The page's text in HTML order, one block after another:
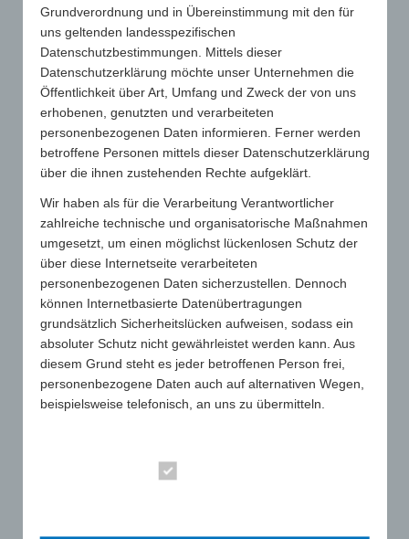
Bluetooth-Lizenz
Exkurs: Bedienungsanleitungen
Exkurs: EU-Konformitätserklärung
Handelsrecht, Wettbewerbsrecht und Patentrecht
Produktrelevante Regularien
EStG
UrHG
VerpackV
Grundverordnung und in Übereinstimmung mit den für
uns geltenden landesspezifischen
Datenschutzbestimmungen. Mittels dieser
Datenschutzerklärung möchte unser Unternehmen die
Öffentlichkeit über Art, Umfang und Zweck der von uns
erhobenen, genutzten und verarbeiteten
personenbezogenen Daten informieren. Ferner werden
betroffene Personen mittels dieser Datenschutzerklärung
über die ihnen zustehenden Rechte aufgeklärt.
Wir haben als für die Verarbeitung Verantwortlicher
zahlreiche technische und organisatorische Maßnahmen
umgesetzt, um einen möglichst lückenlosen Schutz der
über diese Internetseite verarbeiteten
personenbezogenen Daten sicherzustellen. Dennoch
können Internetbasierte Datenübertragungen
grundsätzlich Sicherheitslücken aufweisen, sodass ein
absoluter Schutz nicht gewährleistet werden kann. Aus
diesem Grund steht es jeder betroffenen Person frei,
personenbezogene Daten auch auf alternativen Wegen,
beispielsweise telefonisch, an uns zu übermitteln.
Die Datenschutzerklärung beruht auf den